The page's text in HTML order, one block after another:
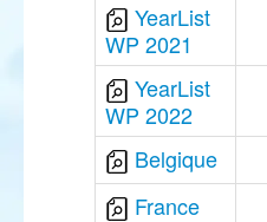
YearList
WP 2021
YearList
WP 2022
Belgique
France